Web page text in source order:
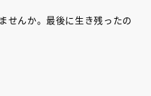
せんか。最後に生き残ったの